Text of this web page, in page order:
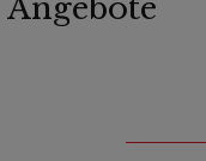
Angebote